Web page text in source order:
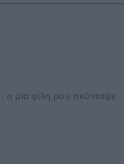
η μία φίλη μου σκόνταψε